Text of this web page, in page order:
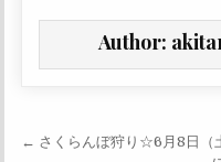
Author:
投稿ナビゲー
← さくらんぼ狩り☆6月8日（